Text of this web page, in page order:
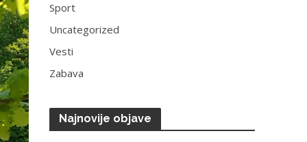
Sport
Uncategorized
Vesti
Zabava
Najnovije objave